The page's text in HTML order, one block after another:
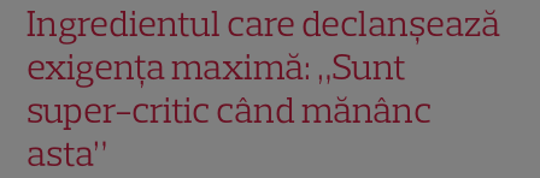
Ingredientul care declanșează
exigența maximă: „Sunt
super-critic când mănânc
asta”